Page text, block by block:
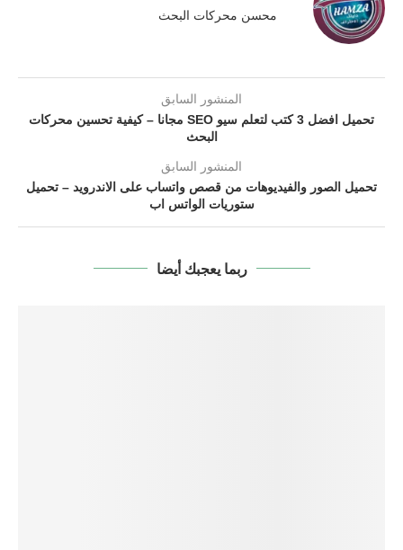
محسن محركات البحث
المنشور السابق
تحميل افضل 3 كتب لتعلم سيو SEO مجانا – كيفية تحسين محركات
البحث
المنشور السابق
تحميل الصور والفيديوهات من قصص واتساب على الاندرويد – تحميل
ستوريات الواتس اب
ربما يعجبك أيضا